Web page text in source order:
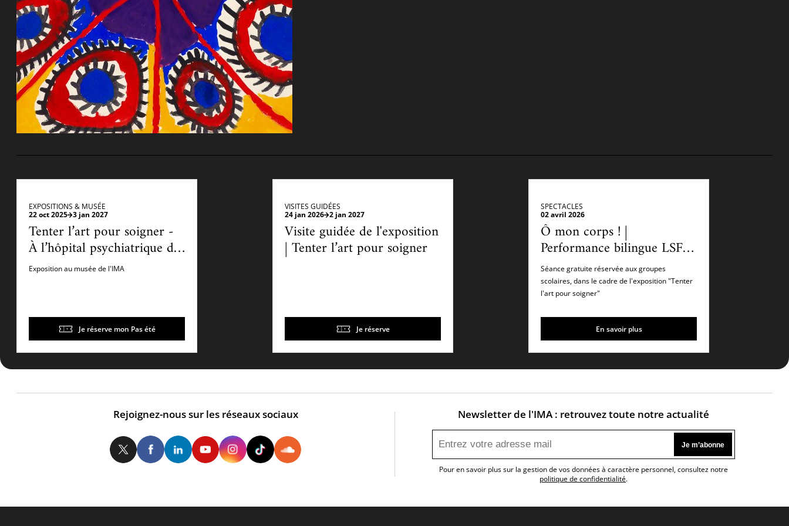
Festivals
Cinéma
Musique
Littérature et poésie
L’heure du conte
Centre de langue et de civilisation arabes
Accueillir une exposition pédagogique itinérante / Host
an educational travelling exhibition
Le projet de nouveau musée
Les rencontres économiques du monde arabe
Takam Tikou
Les Journées de l'histoire de l'IMA
EXPOSITIONS & MUSÉE
22 oct 2025 3 jan 2027
Tenter l’art pour soigner -
À l’hôpital psychiatrique de
Blida-Joinville dans les
Exposition au musée de l'IMA
Je réserve mon Pas été
VISITES GUIDÉES
24 jan 2026 2 jan 2027
Visite guidée de l'exposition
| Tenter l’art pour soigner
Je réserve
SPECTACLES
02 avril 2026
Ô mon corps ! |
Performance bilingue LSF -
français pour les groupes
scolaires
Séance gratuite réservée aux groupes
scolaires, dans le cadre de l'exposition "Tenter
l'art pour soigner"
En savoir plus
Rejoignez-nous sur les réseaux sociaux
TwitterFacebookLinkedInYoutubeInstagram
Newsletter de l'IMA : retrouvez toute notre actualité
Pour en savoir plus sur la gestion de vos données à caractère personnel, consultez notre
politique de confidentialité.